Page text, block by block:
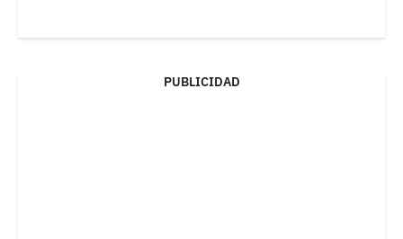
PUBLICIDAD